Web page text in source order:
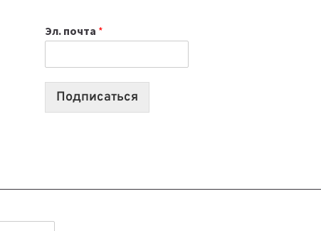
2026:
10
Эл. почта *
Подписаться